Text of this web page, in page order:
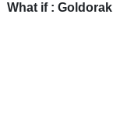
What if : Goldorak